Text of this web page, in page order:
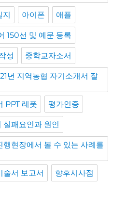
지 아이폰 애플
150선 및 예문 등록
성 중학교자소서
년 지역농협 자기소개서 잘
PPT 레폿 평가인증
실패요인과 원인
행현장에서 볼 수 있는 사례를
술서 보고서 향후시사점